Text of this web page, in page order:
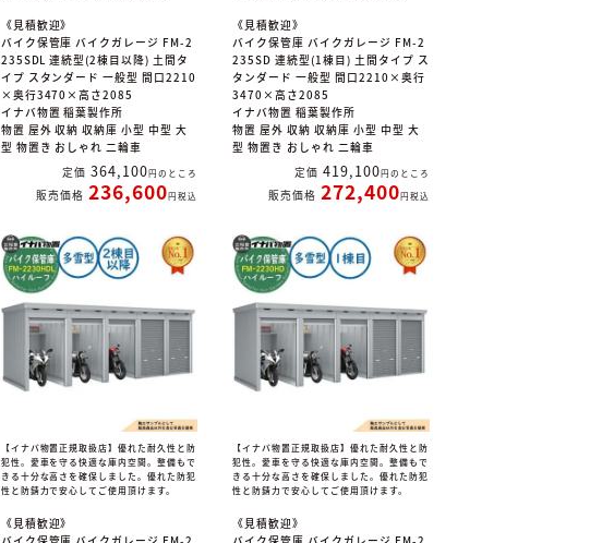
《見積歓迎》
バイク保管庫 バイクガレージ FM-2
235SDL 連続型(2棟目以降) 土間タ
イプ スタンダード 一般型 間口2210
×奥行3470×高さ2085
イナバ物置 稲葉製作所
物置 屋外 収納 収納庫 小型 中型 大
型 物置き おしゃれ 二輪車
定価 364,100 のところ
販売価格 236,600 税込
《見積歓迎》
バイク保管庫 バイクガレージ FM-2
235SD 連続型(1棟目) 土間タイプ ス
タンダード 一般型 間口2210×奥行
3470×高さ2085
イナバ物置 稲葉製作所
物置 屋外 収納 収納庫 小型 中型 大
型 物置き おしゃれ 二輪車
定価 419,100 のところ
販売価格 272,400 税込
【イナバ物置正規取扱店】優れた耐久性と防
犯性。愛車を守る快適な庫内空間。整備もで
きる十分な高さを確保しました。優れた防犯
性と防錆力で安心してご使用頂けます。
《見積歓迎》
【イナバ物置正規取扱店】優れた耐久性と防
犯性。愛車を守る快適な庫内空間。整備もで
きる十分な高さを確保しました。優れた防犯
性と防錆力で安心してご使用頂けます。
《見積歓迎》